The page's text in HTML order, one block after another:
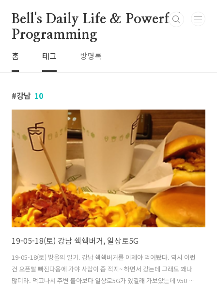
Bell's Daily Life & Powerful
Programming
홈 태그 방명록
강남 10
19-05-18(토) 강남 쉑쉑버거, 일상로5G
19-05-18(토) 방울의 일기. 강남 쉑쉑버거를 이제야 먹어봤다. 역시 이런
건 오픈빨 빠진다음에 가야 사람이 좀 적지~ 하면서 갔는데 그래도 꽤나
많더라. 먹고나서 주변 돌아보다 일상로5G가 있길래 가보았는데 V50 홍